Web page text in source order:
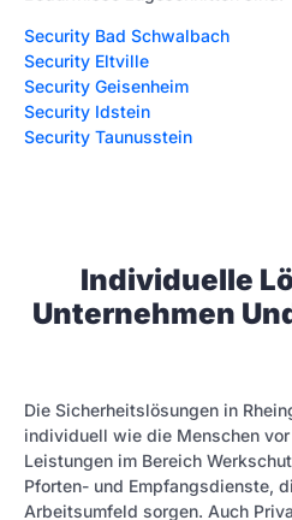
Security Bad Schwalbach
Security Eltville
Security Geisenheim
Security Idstein
Security Taunusstein
Individuelle
Unternehmen
Die Sicherheitslösungen in
individuell wie die Menschen
Leistungen im Bereich
Pforten- und Empfangsdienste,
Arbeitsumfeld sorgen. Auch